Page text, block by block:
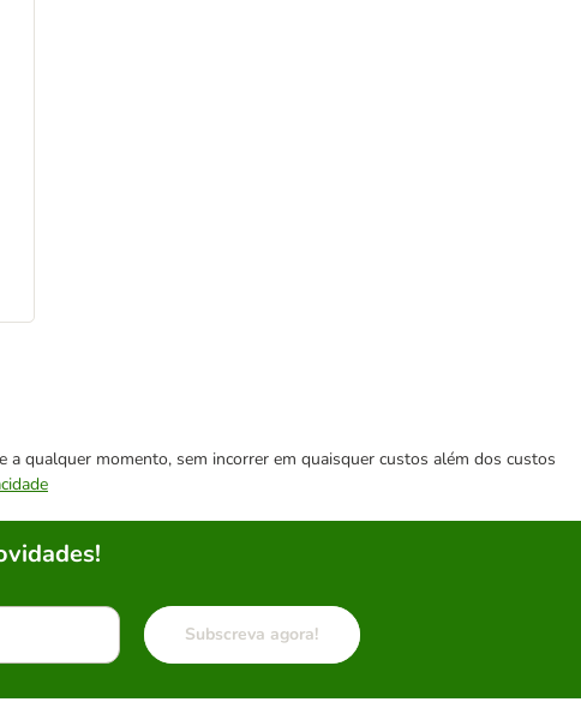
qualquer momento, sem incorrer em quaisquer custos além dos custos
Subscreva agora!